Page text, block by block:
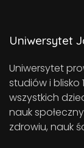
Uniwersytet
Uniwersytet
studiów i blisko
wszystkich
nauk
zdrowiu, nauk